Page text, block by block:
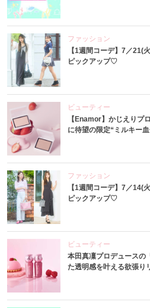
ファッション
【1週間コーデ】7／21(
ピックアップ♡
ビューティー
【Enamor】かじえりプ
に待望の限定“ミルキー
ファッション
【1週間コーデ】7／14(
ピックアップ♡
ビューティー
本田真凜プロデュースの
た透明感を叶える欲張り